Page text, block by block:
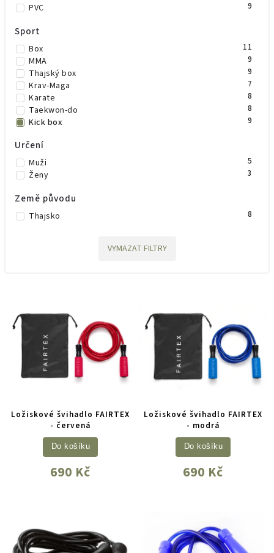
PVC 9
Sport
Box 11
MMA 9
Thajský box 9
Krav-Maga 7
Karate 8
Taekwon-do 8
Kick box 9
Určení
Muži 5
Ženy 3
Země původu
Thajsko 8
VYMAZAT FILTRY
Ložiskové švihadlo FAIRTEX
- červená
690 Kč
Do košíku
Ložiskové švihadlo FAIRTEX
- modrá
690 Kč
Do košíku